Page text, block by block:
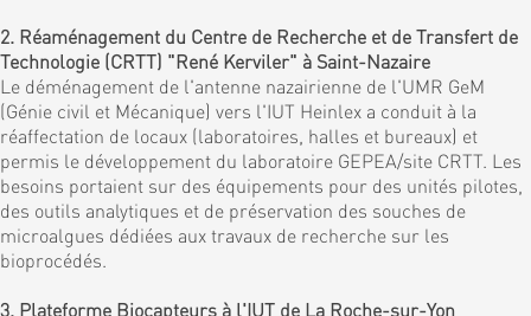
2. Réaménagement du Centre de Recherche et de Transfert de
Technologie (CRTT) "René Kerviler" à Saint-Nazaire
Le déménagement de l'antenne nazairienne de l'UMR GeM
(Génie civil et Mécanique) vers l'IUT Heinlex a conduit à la
réaffectation de locaux (laboratoires, halles et bureaux) et
permis le développement du laboratoire GEPEA/site CRTT. Les
besoins portaient sur des équipements pour des unités pilotes,
des outils analytiques et de préservation des souches de
microalgues dédiées aux travaux de recherche sur les
bioprocédés.
3. Plateforme Biocapteurs à l'IUT de La Roche-sur-Yon